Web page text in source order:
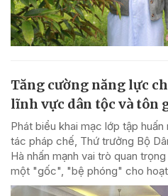
Tăng cường năng lực
lĩnh vực dân tộc và tôn
Phát biểu khai mạc lớp tập
tác pháp chế, Thứ trưởng Bộ
Hà nhấn mạnh vai trò quan
một "gốc", "bệ phóng" cho